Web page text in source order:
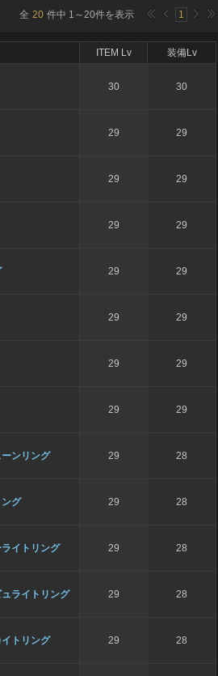
全 20 件中 1 ～20件を表示 1
ITEM Lv 装備Lv
30 30
29 29
29 29
29 29
29 29
29 29
29 29
29 29
ンリング 29 28
グ 29 28
イトリング 29 28
ライトリング 29 28
トリング 29 28